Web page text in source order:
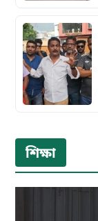
শিক্ষা